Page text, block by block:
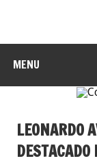
MENU
LEONARDO